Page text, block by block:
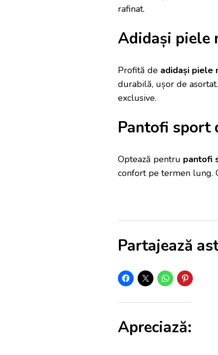
rafinat.
Adidași piele
Profită de adidași piele
durabilă, ușor de
exclusive.
Pantofi sport
Optează pentru pantofi
confort pe termen lung.
Partajează
Apreciază: